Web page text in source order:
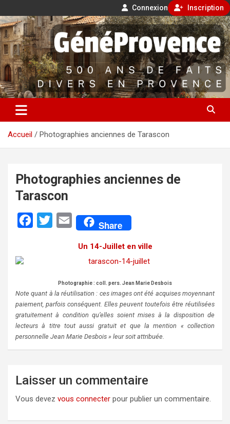
Connexion Inscription
Aller
au
contenu
GénéProvence
500 ans de faits divers en Provence
Accueil Photographies anciennes de Tarascon
Photographies anciennes de
Tarascon
o
o
k
e
E
l
Share
Un 14-Juillet en ville
Photographie : coll. pers. Jean Marie Desbois
Note quant à la réutilisation : ces images ont été acquises moyennant
paiement, parfois conséquent. Elles peuvent toutefois être réutilisées
gratuitement à condition qu’elles soient mises à la disposition de
lecteurs à titre tout aussi gratuit et que la mention « collection
personnelle Jean Marie Desbois » leur soit attribuée.
Laisser un commentaire
Vous devez vous connecter pour publier un commentaire.